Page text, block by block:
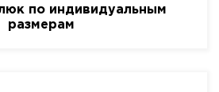
по индивидуальным
размерам